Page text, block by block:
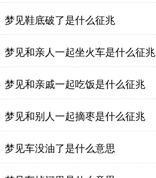
梦见鞋底破了是什么征兆
梦见和亲人一起坐火车是什么征兆
梦见和亲戚一起吃饭是什么征兆
梦见和别人一起摘枣是什么征兆
梦见车没油了是什么意思